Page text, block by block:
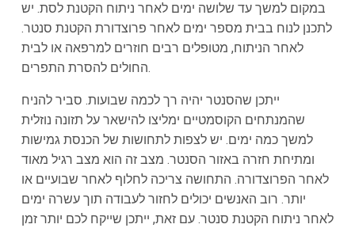
במקום למשך עד שלושה ימים לאחר ניתוח הקטנת לסת. יש
לתכנן לנוח בבית מספר ימים לאחר פרוצדורת הקטנת סנטר.
לאחר הניתוח, מטופלים רבים חוזרים למרפאה או לבית
החולים להסרת התפרים.
ייתכן שהסנטר יהיה רך לכמה שבועות. סביר להניח
שהמנתחים הקוסמטיים ימליצו להישאר על תזונה נוזלית
למשך כמה ימים. יש לצפות לתחושות של הכנסת גמישות
ומתיחת חזרה באזור הסנטר. מצב זה הוא מצב רגיל מאוד
לאחר הפרוצדורה. התחושה צריכה לחלוף לאחר שבועיים או
יותר. רוב האנשים יכולים לחזור לעבודה תוך עשרה ימים
לאחר ניתוח הקטנת סנטר. עם זאת, ייתכן שייקח לכם יותר זמן